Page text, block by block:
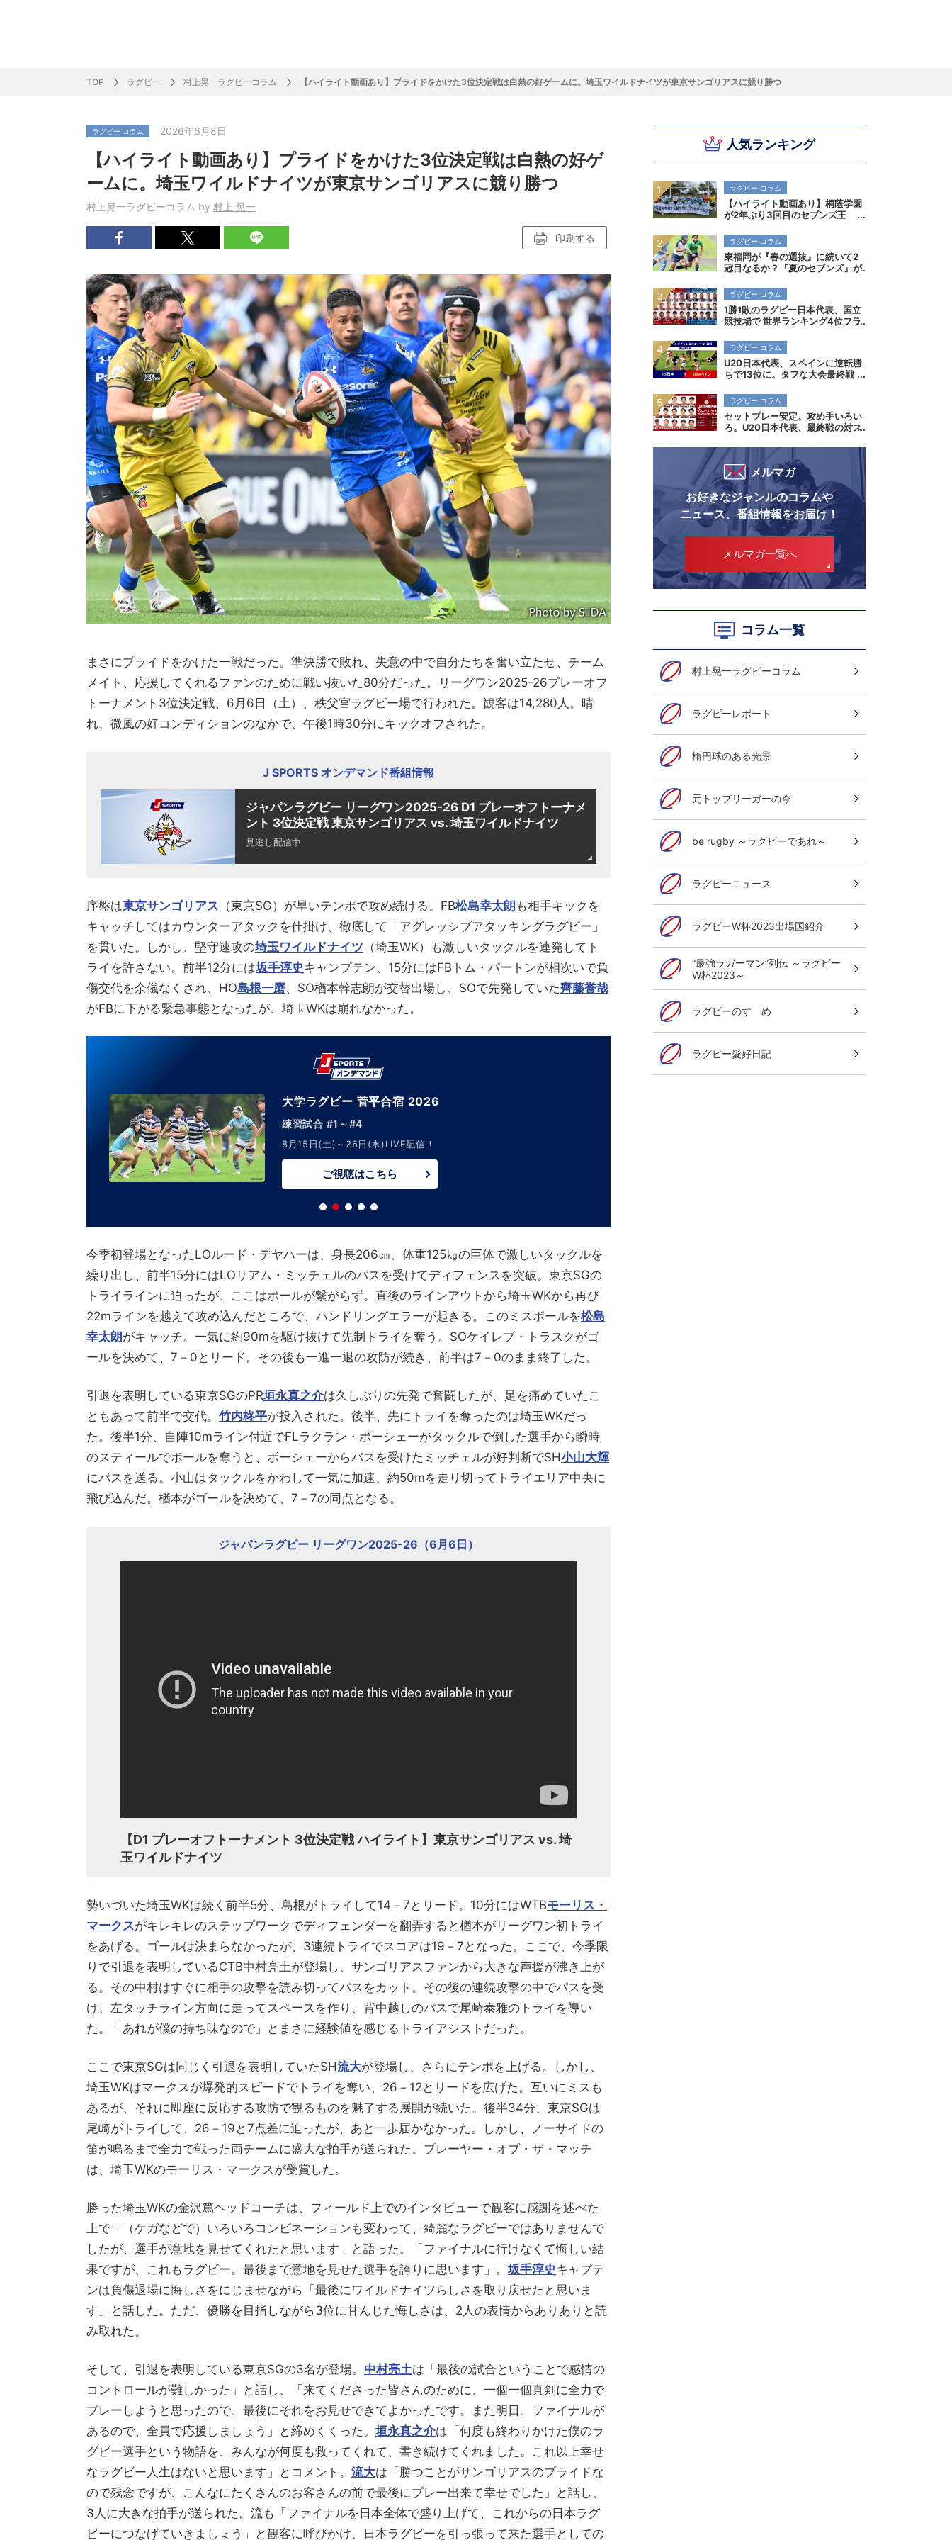
ピックアップ
ウィンタースポーツコラム ハンドボールコラム
スポーツレポート J SPORTSプロデューサーコラム
スリートの肖像～
柔×コラム
てきた！2017-2018ウインタースポーツ編
バドミントン
バド×レポ
スキー
ブラボー！！モーグル
WE ARE SNOW JAPAN ～若きアルペンスキ
ー日本代表の素顔～
フィギュアスケート
フィギュアスケートレポート フィギュア通信
フィギュアスケートーーク スケオタデイズ J SPORTS出張所
木戸先生直伝！今からでも間に合うアイスダ
ンス観戦講座
バスケットボール
バスケットボールレポート B.LEAGUEコラム
バレーボール
バレーボールコラム
モータースポーツ
モータースポーツコラム 今日も今日とてプッシュ＆ルーズ
Mr.フクイのものしり長者 de WRC ! SUPER GT あの瞬間
ための小暮卓史
サイクルロードレース
サイクルロードレースレポート サイクルNEWS
ツールに恋して～珠玉のストーリー21選～ しゅ～くり～むら 輪生相談
サッカー&フットサル
粕谷秀樹のOWN GOAL，FINE GOAL 後藤健生コラム
プレミアリーグコラム 土屋雅史コラム
ラグビー
ラグビーレポート 元トップリーガーの今
be rugby ～ラグビーであれ～ ラグビーニュース ラグビーW杯2023出場国紹介
野球
野球好きコラム Do ya love Baseball?
日本人先発投手プレビュー
TOP ラグビー 村上晃一ラグビーコラム 【ハイライト動画あり】プライドをかけた3位決定戦は白熱の好ゲームに。埼玉ワイルドナイツが東京サンゴリアスに競り勝つ
人気ランキング
ラグビー コラム
【ハイライト動画あり】桐蔭学園
が2年ぶり3回目のセブンズ王
闘。全国高校7人制ラグビー大会
ラグビー コラム
東福岡が『春の選抜』に続いて2
冠目なるか？『夏のセブンズ』が
ビー大会
ラグビー コラム
1勝1敗のラグビー日本代表、国立
競技場で 世界ランキング4位フラ
ラグビー コラム
U20日本代表、スペインに逆転勝
ちで13位に。タフな大会最終戦
ラグビー コラム
セットプレー安定。攻め手いろい
ろ。U20日本代表、最終戦の対ス
す
メルマガ
お好きなジャンルのコラムや
ニュース、番組情報をお届け！
メルマガ一覧へ
コラム一覧
村上晃一ラグビーコラム
ラグビーレポート
楕円球のある光景
元トップリーガーの今
be rugby ～ラグビーであれ～
ラグビーニュース
ラグビーW杯2023出場国紹介
“最強ラガーマン”列伝 ～ラグビー
W杯2023～
ラグビーのすゝめ
ラグビー愛好日記
ラグビー コラム 2026年6月8日
【ハイライト動画あり】プライドをかけた3位決定戦は白熱の好ゲ
ームに。埼玉ワイルドナイツが東京サンゴリアスに競り勝つ
村上晃一ラグビーコラム by 村上 晃一
印刷する
まさにプライドをかけた一戦だった。準決勝で敗れ、失意の中で自分たちを奮い立たせ、チーム
メイト、応援してくれるファンのために戦い抜いた80分だった。リーグワン2025-26プレーオフ
トーナメント3位決定戦、6月6日（土）、秩父宮ラグビー場で行われた。観客は14,280人。晴
れ、微風の好コンディションのなかで、午後1時30分にキックオフされた。
J SPORTS オンデマンド番組情報
ジャパンラグビー リーグワン2025-26 D1 プレーオフトーナメ
ント 3位決定戦 東京サンゴリアス vs. 埼玉ワイルドナイツ
見逃し配信中
序盤は東京サンゴリアス （東京SG）が早いテンポで攻め続ける。FB松島幸太朗 も相手キックを
キャッチしてはカウンターアタックを仕掛け、徹底して「アグレッシブアタッキングラグビー」
を貫いた。しかし、堅守速攻の埼玉ワイルドナイツ （埼玉WK）も激しいタックルを連発してト
ライを許さない。前半12分には坂手淳史キャンプテン、15分にはFBトム・パートンが相次いで負
傷交代を余儀なくされ、HO島根一磨、SO楢本幹志朗が交替出場し、SOで先発していた齊藤誉哉
がFBに下がる緊急事態となったが、埼玉WKは崩れなかった。
大学ラグビー 菅平合宿 2026
練習試合 #1～#4
8月15日(土)～26日(水)LIVE配信！
ご視聴はこちら
今季初登場となったLOルード・デヤハーは、身長206㎝、体重125㎏の巨体で激しいタックルを
繰り出し、前半15分にはLOリアム・ミッチェルのパスを受けてディフェンスを突破。東京SGの
トライラインに迫ったが、ここはボールが繋がらず。直後のラインアウトから埼玉WKから再び
22mラインを越えて攻め込んだところで、ハンドリングエラーが起きる。このミスボールを松島
幸太朗がキャッチ。一気に約90mを駆け抜けて先制トライを奪う。SOケイレブ・トラスクがゴ
ールを決めて、7－0とリード。その後も一進一退の攻防が続き、前半は7－0のまま終了した。
引退を表明している東京SGのPR垣永真之介は久しぶりの先発で奮闘したが、足を痛めていたこ
ともあって前半で交代。 竹内柊平が投入された。後半、先にトライを奪ったのは埼玉WKだっ
た。後半1分、自陣10mライン付近でFLラクラン・ボーシェーがタックルで倒した選手から瞬時
のスティールでボールを奪うと、ボーシェーからパスを受けたミッチェルが好判断でSH小山大輝
にパスを送る。小山はタックルをかわして一気に加速、約50mを走り切ってトライエリア中央に
飛び込んだ。楢本がゴールを決めて、7－7の同点となる。
ジャパンラグビー リーグワン2025-26（6月6日）
【D1 プレーオフトーナメント 3位決定戦 ハイライト】東京サンゴリアス vs. 埼
玉ワイルドナイツ
勢いづいた埼玉WKは続く前半5分、島根がトライして14－7とリード。10分にはWTBモーリス・
マークスがキレキレのステップワークでディフェンダーを翻弄すると楢本がリーグワン初トライ
をあげる。ゴールは決まらなかったが、3連続トライでスコアは19－7となった。ここで、今季限
りで引退を表明しているCTB中村亮土が登場し、サンゴリアスファンから大きな声援が沸き上が
る。その中村はすぐに相手の攻撃を読み切ってパスをカット。その後の連続攻撃の中でパスを受
け、左タッチライン方向に走ってスペースを作り、背中越しのパスで尾崎泰雅のトライを導い
た。「あれが僕の持ち味なので」とまさに経験値を感じるトライアシストだった。
ここで東京SGは同じく引退を表明していたSH流大が登場し、さらにテンポを上げる。しかし、
埼玉WKはマークスが爆発的スピードでトライを奪い、26－12とリードを広げた。互いにミスも
あるが、それに即座に反応する攻防で観るものを魅了する展開が続いた。後半34分、東京SGは
尾崎がトライして、26－19と7点差に迫ったが、あと一歩届かなかった。しかし、ノーサイドの
笛が鳴るまで全力で戦った両チームに盛大な拍手が送られた。プレーヤー・オブ・ザ・マッチ
は、埼玉WKのモーリス・マークスが受賞した。
勝った埼玉WKの金沢篤ヘッドコーチは、フィールド上でのインタビューで観客に感謝を述べた
上で「（ケガなどで）いろいろコンビネーションも変わって、綺麗なラグビーではありませんで
したが、選手が意地を見せてくれたと思います」と語った。「ファイナルに行けなくて悔しい結
果ですが、これもラグビー。最後まで意地を見せた選手を誇りに思います」。 坂手淳史キャプテ
ンは負傷退場に悔しさをにじませながら「最後にワイルドナイツらしさを取り戻せたと思いま
す」と話した。ただ、優勝を目指しながら3位に甘んじた悔しさは、2人の表情からありありと読
み取れた。
そして、引退を表明している東京SGの3名が登場。 中村亮土は「最後の試合ということで感情の
コントロールが難しかった」と話し、「来てくださった皆さんのために、一個一個真剣に全力で
プレーしようと思ったので、最後にそれをお見せできてよかったです。また明日、ファイナルが
あるので、全員で応援しましょう」と締めくくった。 垣永真之介は「何度も終わりかけた僕のラ
グビー選手という物語を、みんなが何度も救ってくれて、書き続けてくれました。これ以上幸せ
なラグビー人生はないと思います」とコメント。 流大は「勝つことがサンゴリアスのプライドな
ので残念ですが、こんなにたくさんのお客さんの前で最後にプレー出来て幸せでした」と話し、
3人に大きな拍手が送られた。流も「ファイナルを日本全体で盛り上げて、これからの日本ラグ
ビーにつなげていきましょう」と観客に呼びかけ、日本ラグビーを引っ張って来た選手としての